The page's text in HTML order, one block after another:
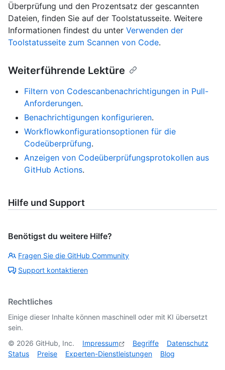
Überprüfung und den Prozentsatz der gescannten
Dateien, finden Sie auf der Toolstatusseite. Weitere
Informationen findest du unter Verwenden der
Toolstatusseite zum Scannen von Code.
Weiterführende Lektüre
Filtern von Codescanbenachrichtigungen in Pull-
Anforderungen.
Benachrichtigungen konfigurieren.
Workflowkonfigurationsoptionen für die
Codeüberprüfung.
Anzeigen von Codeüberprüfungsprotokollen aus
GitHub Actions.
Hilfe und Support
Benötigst du weitere Hilfe?
Fragen Sie die GitHub Community
Support kontaktieren
Rechtliches
Einige dieser Inhalte können maschinell oder mit KI übersetzt
sein.
© 2026 GitHub, Inc. Impressum Begriffe
Datenschutz
Status
Preise Experten-Dienstleistungen Blog